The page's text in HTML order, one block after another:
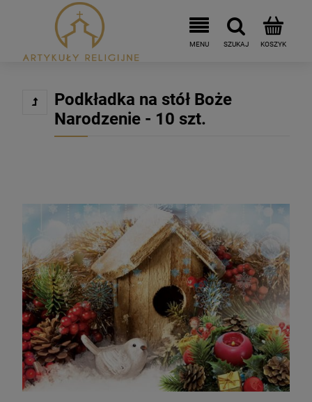
Podkładka na stół Boże
Narodzenie - 10 szt.